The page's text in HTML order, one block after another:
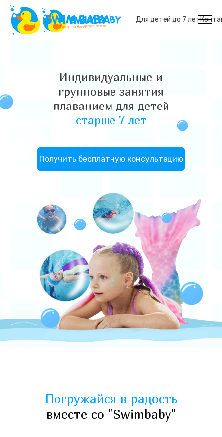
Для детей до 7 лет
Индивидуальные и
групповые занятия
плаванием для детей
старше 7 лет
Получить бесплатную консультацию
Погружайся в радость
вместе со "Swimbaby"